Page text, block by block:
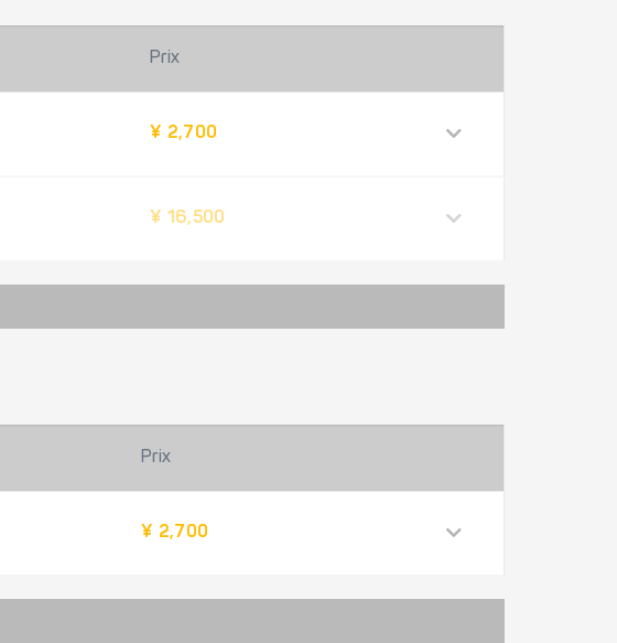
Prix
¥ 2,700
¥ 16,500
Prix
¥ 2,700